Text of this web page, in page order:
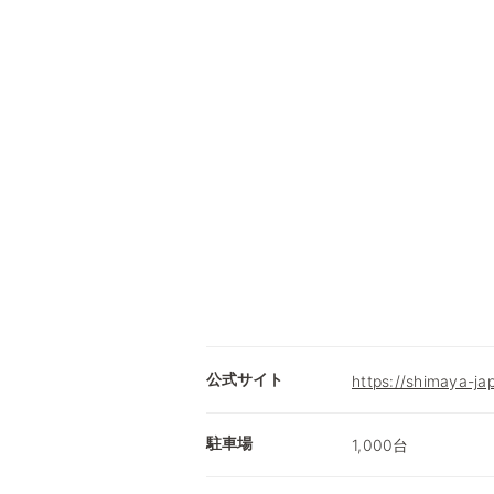
公式サイト https://shimaya-
駐車場 1,000台